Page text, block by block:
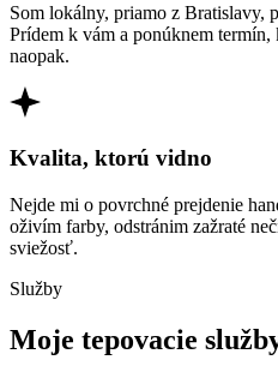
Som lokálny, priamo z Bratislavy,
Prídem k vám a ponúknem
naopak.
Kvalita, ktorú vidno
Nejde mi o povrchné prejdenie
oživím farby, odstránim zažraté
sviežosť.
Služby
Moje tepovacie